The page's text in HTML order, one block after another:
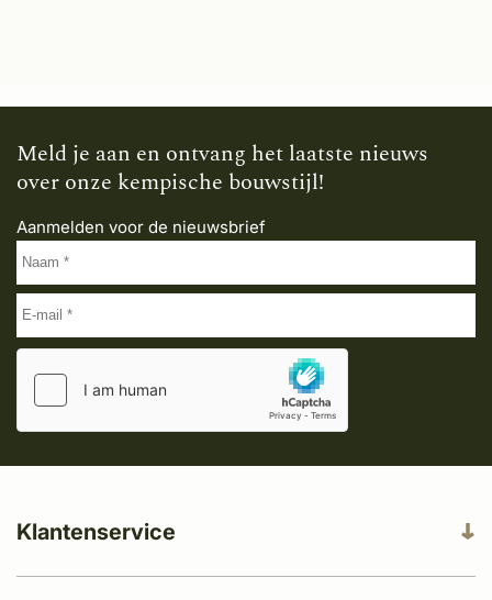
Meld je aan en ontvang het laatste nieuws
over onze kempische bouwstijl!
Aanmelden voor de nieuwsbrief
Klantenservice